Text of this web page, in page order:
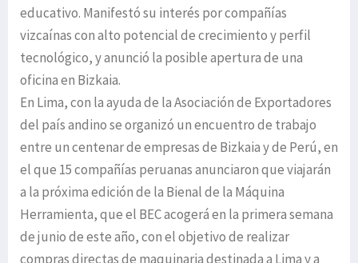
educativo. Manifestó su interés por compañías
vizcaínas con alto potencial de crecimiento y perfil
tecnológico, y anunció la posible apertura de una
oficina en Bizkaia.
En Lima, con la ayuda de la Asociación de Exportadores
del país andino se organizó un encuentro de trabajo
entre un centenar de empresas de Bizkaia y de Perú, en
el que 15 compañías peruanas anunciaron que viajarán
a la próxima edición de la Bienal de la Máquina
Herramienta, que el BEC acogerá en la primera semana
de junio de este año, con el objetivo de realizar
compras directas de maquinaria destinada a Lima y a